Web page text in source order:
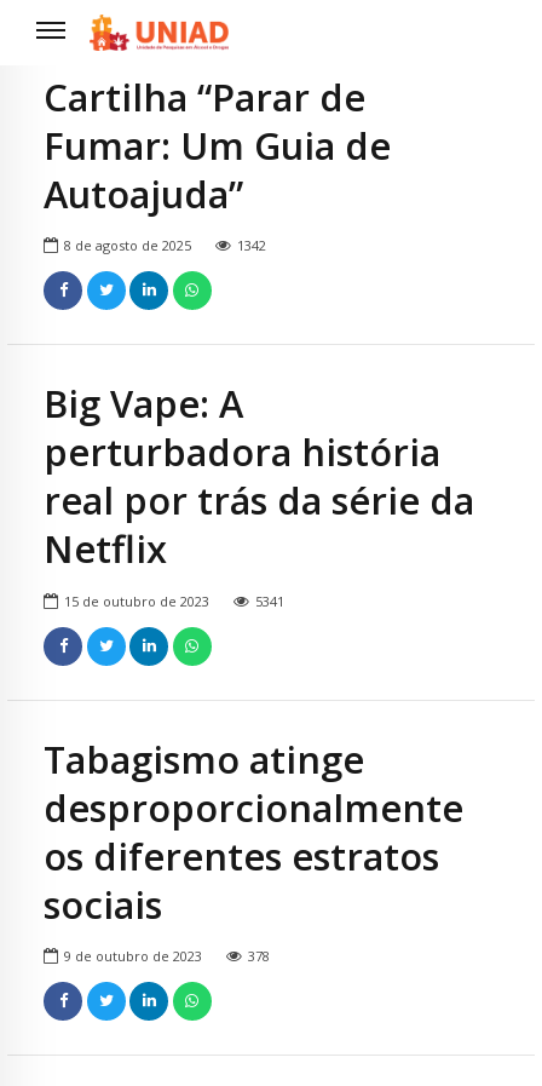
Cartilha “Parar de
Fumar: Um Guia de
Autoajuda”
8 de agosto de 2025 1342
Big Vape: A
perturbadora história
real por trás da série da
Netflix
15 de outubro de 2023 5341
Tabagismo atinge
desproporcionalmente
os diferentes estratos
sociais
9 de outubro de 2023 378